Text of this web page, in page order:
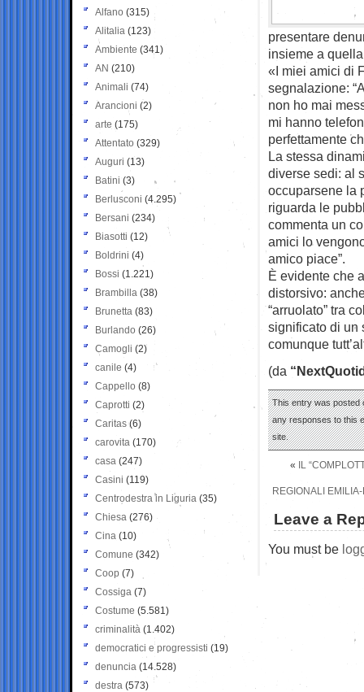
presentare
insieme a
«I miei amici di
segnalazione:
non ho mai
mi hanno
perfettamente
La stessa
diverse sedi: al
occuparsene la
riguarda le
commenta un
amici lo
amico piace”.
È evidente che
distorsivo:
“arruolato” tra
significato di un
comunque
(da
This entry was posted
any responses to this
site.
« IL
REGIONALI
Leave a
You must be
Alfano (315)
Alitalia (123)
Ambiente (341)
AN (210)
Animali (74)
Arancioni (2)
arte (175)
Attentato (329)
Auguri (13)
Batini (3)
Berlusconi (4.295)
Bersani (234)
Biasotti (12)
Boldrini (4)
Bossi (1.221)
Brambilla (38)
Brunetta (83)
Burlando (26)
Camogli (2)
canile (4)
Cappello (8)
Caprotti (2)
Caritas (6)
carovita (170)
casa (247)
Casini (119)
Centrodestra in Liguria (35)
Chiesa (276)
Cina (10)
Comune (342)
Coop (7)
Cossiga (7)
Costume (5.581)
criminalità (1.402)
democratici e progressisti (19)
denuncia (14.528)
destra (573)